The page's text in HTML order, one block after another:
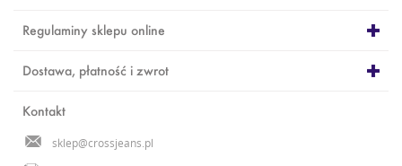
Regulaminy sklepu online
Dostawa, płatność i zwrot
Kontakt
sklep@crossjeans.pl